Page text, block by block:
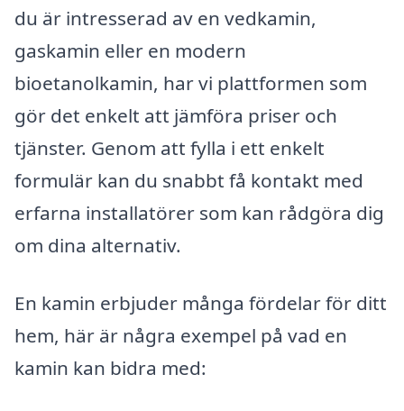
du är intresserad av en vedkamin,
gaskamin eller en modern
bioetanolkamin, har vi plattformen som
gör det enkelt att jämföra priser och
tjänster. Genom att fylla i ett enkelt
formulär kan du snabbt få kontakt med
erfarna installatörer som kan rådgöra dig
om dina alternativ.
En kamin erbjuder många fördelar för ditt
hem, här är några exempel på vad en
kamin kan bidra med: